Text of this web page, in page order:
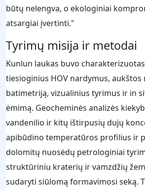
būtų nelengva, o ekologiniai
atsargiai įvertinti."
Tyrimų misija ir metodai
Kunlun laukas buvo
tiesioginius HOV nardymus, aukštos
batimetriją, vizualinius tyrimus ir in
ėmimą. Geocheminės analizės
vandenilio ir kitų ištirpusių dujų
apibūdino temperatūros profilius ir
dolomitų nuosėdų petrologiniai
struktūriniu kraterių ir vamzdžių
sudaryti siūlomą formavimosi seką.